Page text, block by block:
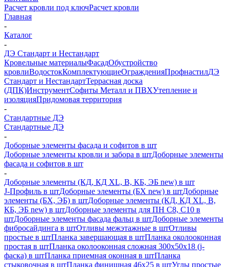
Расчет кровли под ключРасчет кровли
Главная
-
Каталог
-
ДЭ Стандарт и Нестандарт
Кровельные материалыФасадОбустройство
кровлиВодостокКомплектующиеОгражденияПрофнастилДЭ
Стандарт и НестандартТеррасная доска
(ДПК)ИнструментСофиты Металл и ПВХУтепление и
изоляцияПридомовая территория
-
Стандартные ДЭ
Стандартные ДЭ
-
Доборные элементы фасада и софитов в шт
Доборные элементы кровли и забора в штДоборные элементы
фасада и софитов в шт
-
Доборные элементы (КД, КД XL, В, КБ, ЭБ new) в шт
J-Профиль в штДоборные элементы (БХ new) в штДоборные
элементы (БХ, ЭБ) в штДоборные элементы (КД, КД XL, В,
КБ, ЭБ new) в штДоборные элементы для ПН С8, С10 в
штДоборные элементы фасада фальц в штДоборные элементы
фибросайдинга в штОтливы межэтажные в штОтливы
простые в штПланка завершающая в штПланка околооконная
простая в штПланка околооконная сложная 300х50х18 (j-
фаска) в штПланка приемная оконная в штПланка
стыковочная в штПланка финишная 46х25 в штУглы простые